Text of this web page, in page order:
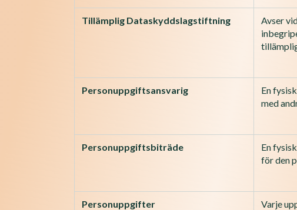
Tillämplig Dataskyddslagstiftning
Avser
Personuppgiftsansvarig
En
med
Personuppgiftsbiträde
En
för den
Personuppgifter
Varje